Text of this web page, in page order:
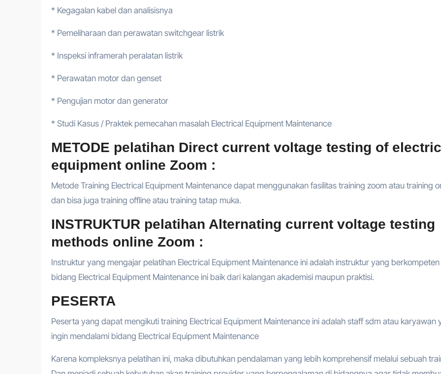
* Kegagalan kabel dan analisisnya
* Pemeliharaan dan perawatan switchgear listrik
* Inspeksi inframerah peralatan listrik
* Perawatan motor dan genset
* Pengujian motor dan generator
* Studi Kasus / Praktek pemecahan masalah Electrical Equipment Maintenance
METODE pelatihan Direct current voltage testing of
equipment online Zoom :
Metode Training Electrical Equipment Maintenance dapat menggunakan fasilitas training zoom atau training
dan bisa juga training offline atau training tatap muka.
INSTRUKTUR pelatihan Alternating current voltage testing
methods online Zoom :
Instruktur yang mengajar pelatihan Electrical Equipment Maintenance ini adalah instruktur yang
bidang Electrical Equipment Maintenance ini baik dari kalangan akademisi maupun praktisi.
PESERTA
Peserta yang dapat mengikuti training Electrical Equipment Maintenance ini adalah staff sdm atau karyawan
ingin mendalami bidang Electrical Equipment Maintenance
Karena kompleksnya pelatihan ini, maka dibutuhkan pendalaman yang lebih komprehensif melalui sebuah